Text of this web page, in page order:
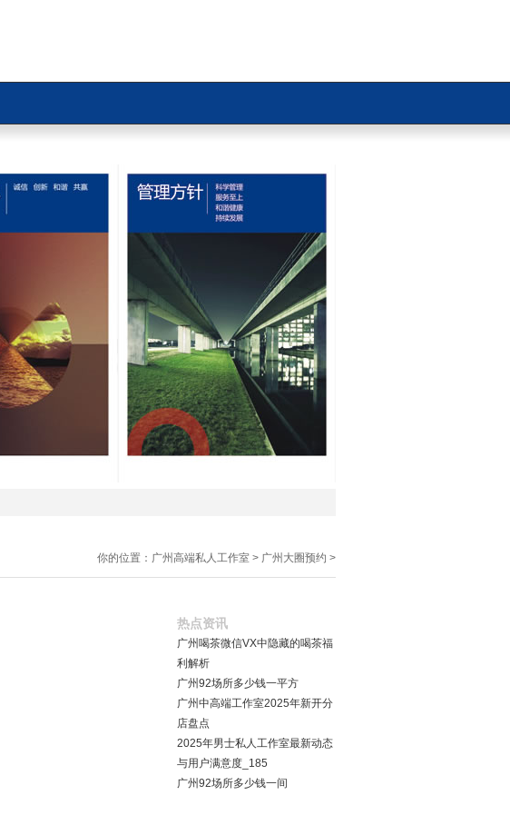
你的位置： 广州高端私人工作室 > 广州大圈预约 >
热点资讯
广州喝茶微信VX中隐藏的喝茶福
利解析
广州92场所多少钱一平方
广州中高端工作室2025年新开分
店盘点
2025年男士私人工作室最新动态
与用户满意度_185
广州92场所多少钱一间